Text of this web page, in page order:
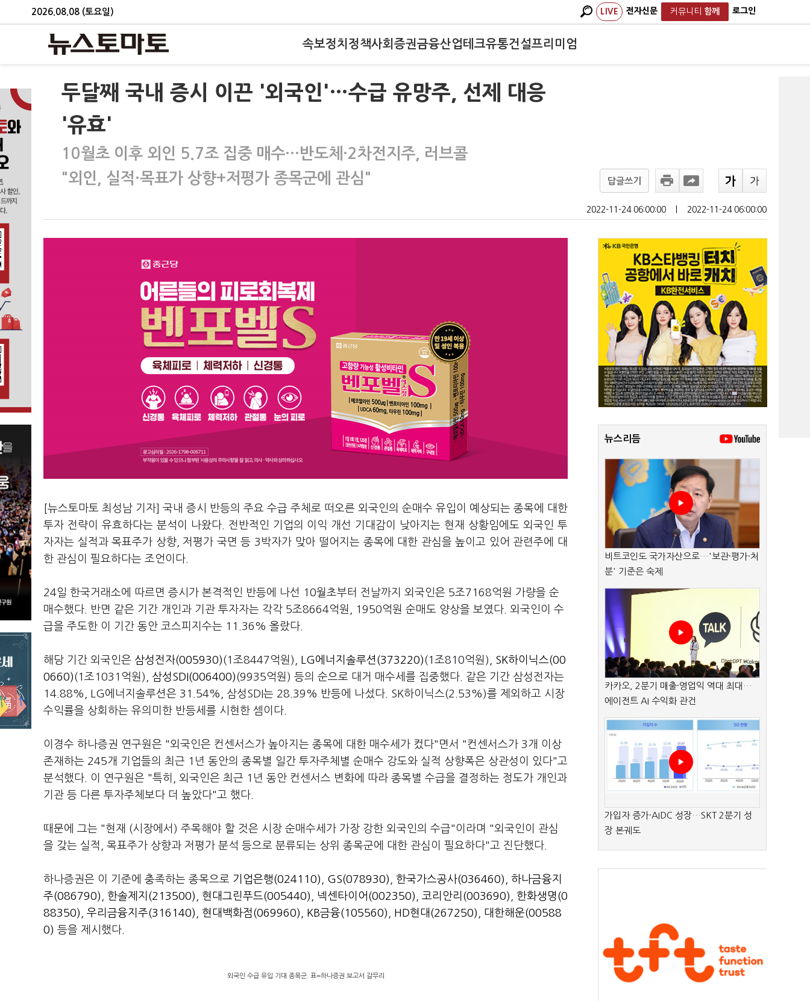
2026.08.08 (토요일) LIVE 전자신문 커뮤니티 함께 로그인
속보정치 정책사회 증권금융산업테크유통건설프리미엄
두달째 국내 증시 이끈 '외국인'…수급 유망주, 선제 대응
'유효'
10월초 이후 외인 5.7조 집중 매수…반도체·2차전지주, 러브콜
"외인, 실적·목표가 상향+저평가 종목군에 관심"
답글쓰기
2022-11-24 06:00:00 2022-11-24 06:00:00
[뉴스토마토 최성남 기자] 국내 증시 반등의 주요 수급 주체로 떠오른 외국인의 순매수 유입이 예상되는 종목에 대한
투자 전략이 유효하다는 분석이 나왔다. 전반적인 기업의 이익 개선 기대감이 낮아지는 현재 상황임에도 외국인 투
자자는 실적과 목표주가 상향, 저평가 국면 등 3박자가 맞아 떨어지는 종목에 대한 관심을 높이고 있어 관련주에 대
한 관심이 필요하다는 조언이다.
24일 한국거래소에 따르면 증시가 본격적인 반등에 나선 10월초부터 전날까지 외국인은 5조7168억원 가량을 순
매수했다. 반면 같은 기간 개인과 기관 투자자는 각각 5조8664억원, 1950억원 순매도 양상을 보였다. 외국인이 수
급을 주도한 이 기간 동안 코스피지수는 11.36% 올랐다.
해당 기간 외국인은 삼성전자(005930)(1조8447억원), LG에너지솔루션(373220)(1조810억원), SK하이닉스(00
0660)(1조1031억원), 삼성SDI(006400)(9935억원) 등의 순으로 대거 매수세를 집중했다. 같은 기간 삼성전자는
14.88%, LG에너지솔루션은 31.54%, 삼성SDI는 28.39% 반등에 나섰다. SK하이닉스(2.53%)를 제외하고 시장
수익률을 상회하는 유의미한 반등세를 시현한 셈이다.
이경수 하나증권 연구원은 "외국인은 컨센서스가 높아지는 종목에 대한 매수세가 컸다"면서 "컨센서스가 3개 이상
존재하는 245개 기업들의 최근 1년 동안의 종목별 일간 투자주체별 순매수 강도와 실적 상향폭은 상관성이 있다"고
분석했다. 이 연구원은 "특히, 외국인은 최근 1년 동안 컨센서스 변화에 따라 종목별 수급을 결정하는 정도가 개인과
기관 등 다른 투자주체보다 더 높았다"고 했다.
때문에 그는 "현재 (시장에서) 주목해야 할 것은 시장 순매수세가 가장 강한 외국인의 수급"이라며 "외국인이 관심
을 갖는 실적, 목표주가 상향과 저평가 분석 등으로 분류되는 상위 종목군에 대한 관심이 필요하다"고 진단했다.
하나증권은 이 기준에 충족하는 종목으로 기업은행(024110) GS(078930) 한국가스공사(036460)
하나금융지
주(086790)
한솔제지(213500) 현대그린푸드(005440) 넥센타이어(002350) 코리안리(003690)
한화생명(0
88350)
우리금융지주(316140) 현대백화점(069960) KB금융(105560) HD현대(267250)
대한해운(00588
0) 등을 제시했다.
외국인 수급 유입 기대 종목군. 표=하나증권 보고서 갈무리
뉴스리듬
비트코인도 국가자산으로…'보관·평가·처
분' 기준은 숙제
카카오, 2분기 매출·영업익 역대 최대…
에이전트 AI 수익화 관건
가입자 증가·AIDC 성장…SKT 2분기 성
장 본궤도